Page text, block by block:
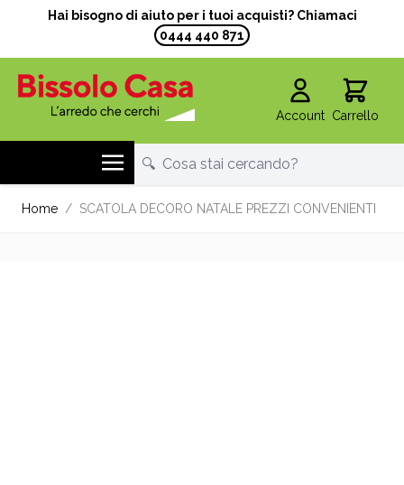
Hai bisogno di aiuto per i tuoi acquisti? Chiamaci
0444 440 871
Account Carrello
Home / SCATOLA DECORO NATALE PREZZI CONVENIENTI